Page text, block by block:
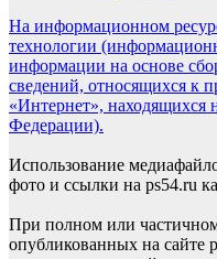
На информационном
технологии
информации на основе
сведений, относящихся к
«Интернет», находящихся
Федерации).
Использование
фото и ссылки на ps54.ru
При полном или
опубликованных на сайте